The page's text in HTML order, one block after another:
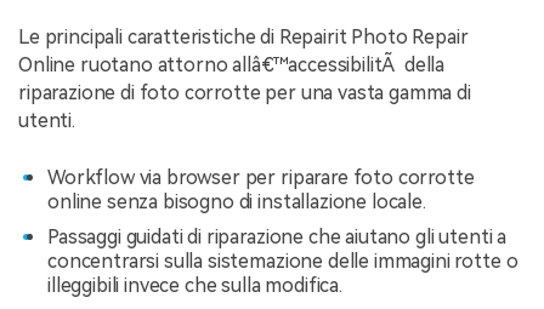
Le principali caratteristiche di Repairit Photo Repair
Online ruotano attorno allâ€™accessibilitÃ della
riparazione di foto corrotte per una vasta gamma di
utenti.
Workflow via browser per riparare foto corrotte
online senza bisogno di installazione locale.
Passaggi guidati di riparazione che aiutano gli utenti a
concentrarsi sulla sistemazione delle immagini rotte o
illeggibili invece che sulla modifica.